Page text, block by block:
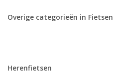
Overige categorieën in Fietsen
Herenfietsen